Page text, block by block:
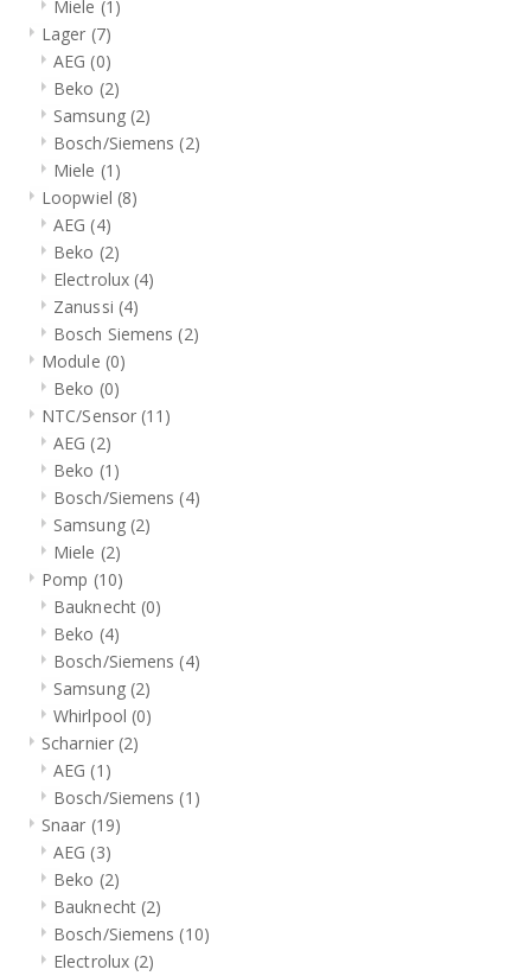
Miele (1)
Lager (7)
AEG (0)
Beko (2)
Samsung (2)
Bosch/Siemens (2)
Miele (1)
Loopwiel (8)
AEG (4)
Beko (2)
Electrolux (4)
Zanussi (4)
Bosch Siemens (2)
Module (0)
Beko (0)
NTC/Sensor (11)
AEG (2)
Beko (1)
Bosch/Siemens (4)
Samsung (2)
Miele (2)
Pomp (10)
Bauknecht (0)
Beko (4)
Bosch/Siemens (4)
Samsung (2)
Whirlpool (0)
Scharnier (2)
AEG (1)
Bosch/Siemens (1)
Snaar (19)
AEG (3)
Beko (2)
Bauknecht (2)
Bosch/Siemens (10)
Electrolux (2)